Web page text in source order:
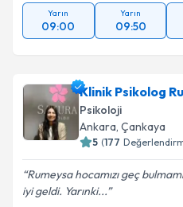
Yarın
09:00
Yarın
09:50
Klinik Psikolog
Psikoloji
Ankara, Çankaya
5 (177
Rumeysa hocamızı geç
iyi geldi. Yarınki...